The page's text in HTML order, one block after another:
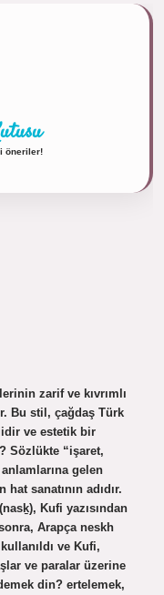
öneriler!
zarif ve kıvrımlı
Bu stil, çağdaş Türk
ve estetik bir
Sözlükte “işaret,
gelen
sanatının adıdır.
Kufi yazısından
Arapça neskh
ve Kufi,
ve paralar üzerine
din? ertelemek,